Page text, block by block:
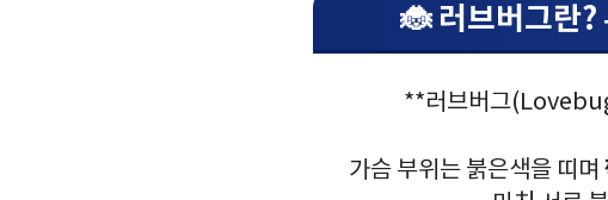
🐞 러브버그란?
**러브버그
가슴 부위는 붉은색을 띠며